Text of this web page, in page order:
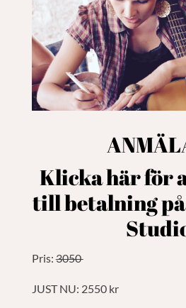
Klicka här för
till betalning
Pris:3050
JUST NU: 2550 kr